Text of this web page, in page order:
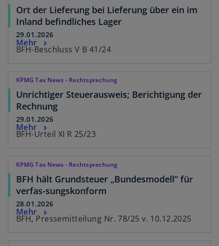
Ort der Lieferung bei Lieferung über ein im
Inland befindliches Lager
29.01.2026
BFH-Beschluss V B 41/24
Mehr
KPMG Tax News - Rechtsprechung
Unrichtiger Steuerausweis; Berichtigung der
Rechnung
29.01.2026
BFH-Urteil XI R 25/23
Mehr
KPMG Tax News - Rechtsprechung
BFH hält Grundsteuer „Bundesmodell“ für
verfas-sungskonform
28.01.2026
BFH, Pressemitteilung Nr. 78/25 v. 10.12.2025
Mehr